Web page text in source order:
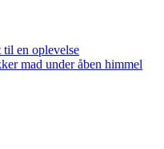
en oplevelse
mad under åben himmel